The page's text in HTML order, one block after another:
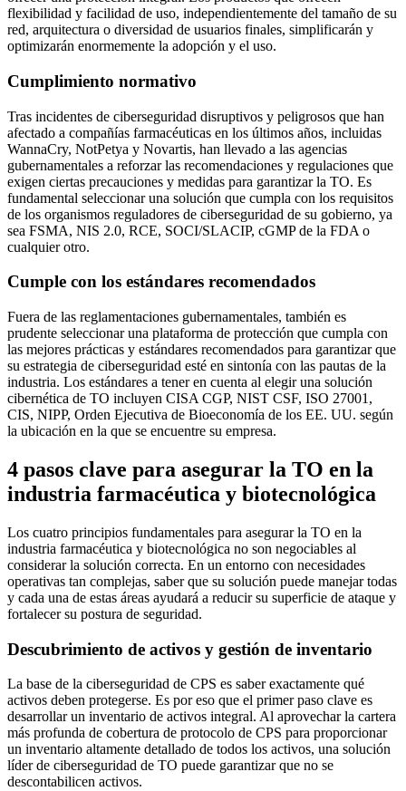
flexibilidad y facilidad de uso, independientemente del tamaño de su
red, arquitectura o diversidad de usuarios finales, simplificarán y
optimizarán enormemente la adopción y el uso.
Cumplimiento normativo
Tras incidentes de ciberseguridad disruptivos y peligrosos que han
afectado a compañías farmacéuticas en los últimos años, incluidas
WannaCry, NotPetya y Novartis, han llevado a las agencias
gubernamentales a reforzar las recomendaciones y regulaciones que
exigen ciertas precauciones y medidas para garantizar la TO. Es
fundamental seleccionar una solución que cumpla con los requisitos
de los organismos reguladores de ciberseguridad de su gobierno, ya
sea FSMA, NIS 2.0, RCE, SOCI/SLACIP, cGMP de la FDA o
cualquier otro.
Cumple con los estándares recomendados
Fuera de las reglamentaciones gubernamentales, también es
prudente seleccionar una plataforma de protección que cumpla con
las mejores prácticas y estándares recomendados para garantizar que
su estrategia de ciberseguridad esté en sintonía con las pautas de la
industria. Los estándares a tener en cuenta al elegir una solución
cibernética de TO incluyen CISA CGP, NIST CSF, ISO 27001,
CIS, NIPP, Orden Ejecutiva de Bioeconomía de los EE. UU. según
la ubicación en la que se encuentre su empresa.
4 pasos clave para asegurar la TO en la
industria farmacéutica y biotecnológica
Los cuatro principios fundamentales para asegurar la TO en la
industria farmacéutica y biotecnológica no son negociables al
considerar la solución correcta. En un entorno con necesidades
operativas tan complejas, saber que su solución puede manejar todas
y cada una de estas áreas ayudará a reducir su superficie de ataque y
fortalecer su postura de seguridad.
Descubrimiento de activos y gestión de inventario
La base de la ciberseguridad de CPS es saber exactamente qué
activos deben protegerse. Es por eso que el primer paso clave es
desarrollar un inventario de activos integral. Al aprovechar la cartera
más profunda de cobertura de protocolo de CPS para proporcionar
un inventario altamente detallado de todos los activos, una solución
líder de ciberseguridad de TO puede garantizar que no se
descontabilicen activos.